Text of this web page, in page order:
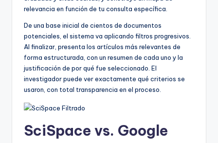
relevancia en función de tu consulta específica.
De una base inicial de cientos de documentos
potenciales, el sistema va aplicando filtros progresivos.
Al finalizar, presenta los artículos más relevantes de
forma estructurada, con un resumen de cada uno y la
justificación de por qué fue seleccionado. El
investigador puede ver exactamente qué criterios se
usaron, con total transparencia en el proceso.
SciSpace vs. Google